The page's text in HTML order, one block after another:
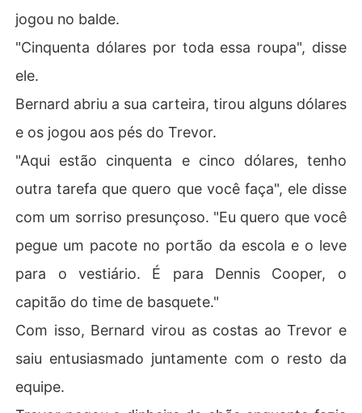
jogou no balde.
"Cinquenta dólares por toda essa roupa", disse
ele.
Bernard abriu a sua carteira, tirou alguns dólares
e os jogou aos pés do Trevor.
"Aqui estão cinquenta e cinco dólares, tenho
outra tarefa que quero que você faça", ele disse
com um sorriso presunçoso. "Eu quero que você
pegue um pacote no portão da escola e o leve
para o vestiário. É para Dennis Cooper, o
capitão do time de basquete."
Com isso, Bernard virou as costas ao Trevor e
saiu entusiasmado juntamente com o resto da
equipe.